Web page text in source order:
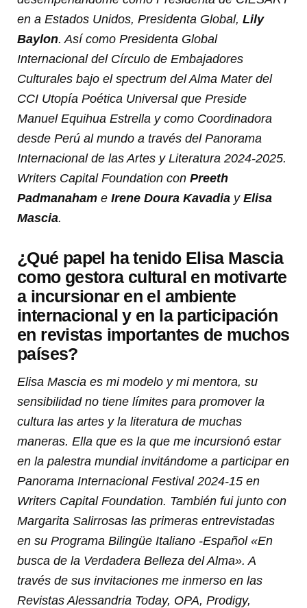
en a Estados Unidos, Presidenta Global, Lily
Baylon. Así como Presidenta Global
Internacional del Círculo de Embajadores
Culturales bajo el spectrum del Alma Mater del
CCI Utopía Poética Universal que Preside
Manuel Equihua Estrella y como Coordinadora
desde Perú al mundo a través del Panorama
Internacional de las Artes y Literatura 2024-2025.
Writers Capital Foundation con Preeth
Padmanaham e Irene Doura Kavadia y Elisa
Mascia.
¿Qué papel ha tenido Elisa Mascia
como gestora cultural en motivarte
a incursionar en el ambiente
internacional y en la participación
en revistas importantes de muchos
países?
Elisa Mascia es mi modelo y mi mentora, su
sensibilidad no tiene límites para promover la
cultura las artes y la literatura de muchas
maneras. Ella que es la que me incursionó estar
en la palestra mundial invitándome a participar en
Panorama Internacional Festival 2024-15 en
Writers Capital Foundation. También fui junto con
Margarita Salirrosas las primeras entrevistadas
en su Programa Bilingüe Italiano -Español «En
busca de la Verdadera Belleza del Alma». A
través de sus invitaciones me inmerso en las
Revistas Alessandria Today, OPA, Prodigy,